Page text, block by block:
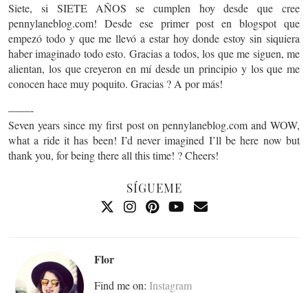
Siete, si SIETE AÑOS se cumplen hoy desde que cree
pennylaneblog.com! Desde ese primer post en blogspot que
empezó todo y que me llevó a estar hoy donde estoy sin siquiera
haber imaginado todo esto. Gracias a todos, los que me siguen, me
alientan, los que creyeron en mí desde un principio y los que me
conocen hace muy poquito. Gracias ? A por más!
——-
Seven years since my first post on pennylaneblog.com and WOW,
what a ride it has been! I’d never imagined I’ll be here now but
thank you, for being there all this time! ? Cheers!
SÍGUEME
Flor
Find me on: Instagram